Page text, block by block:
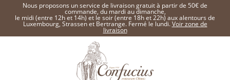
Nous proposons un service de livraison gratuit à partir de 50€ de
commande, du mardi au dimanche,
le midi (entre 12h et 14h) et le soir (entre 18h et 22h) aux alentours de
Luxembourg, Strassen et Bertrange. Fermé le lundi.Voir zone de
livraison